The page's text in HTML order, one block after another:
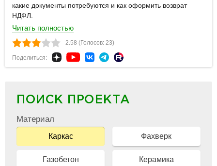
какие документы потребуются и как оформить возврат
НДФЛ.
Читать полностью
2.58 (Голосов: 23)
Поделиться:
ПОИСК ПРОЕКТА
Материал
Каркас Фахверк
Газобетон Керамика